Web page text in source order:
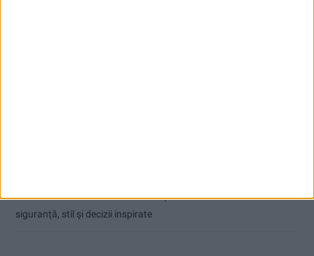
Cum arată un automobil bine întreținut în sezonul actual:
siguranță, stil și decizii inspirate